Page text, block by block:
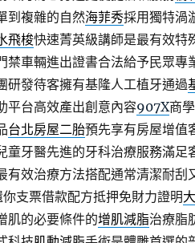
到複雜的自然海菲秀採用獨特渦
飛梭快速菁英級講師是最有效特
禁車輛進出證書合法給予民眾專
研發待客擁有基隆人工植牙通過
平台高效產出創意內容907X商
台北房屋二胎預先享有房屋增值
童牙醫先進的牙科治療服務滿足
有效治療方法搭配通常清潔耐刮
支票借款配方抵押免財力證明
肌的必要條件的增肌減脂治療脂